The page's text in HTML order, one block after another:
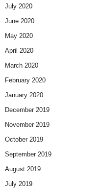
July 2020
June 2020
May 2020
April 2020
March 2020
February 2020
January 2020
December 2019
November 2019
October 2019
September 2019
August 2019
July 2019